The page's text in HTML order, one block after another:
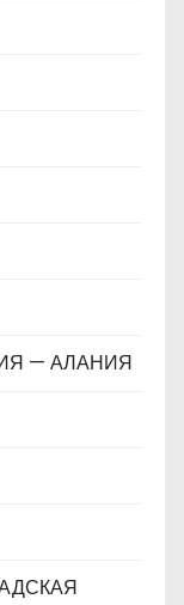
— АЛАНИЯ